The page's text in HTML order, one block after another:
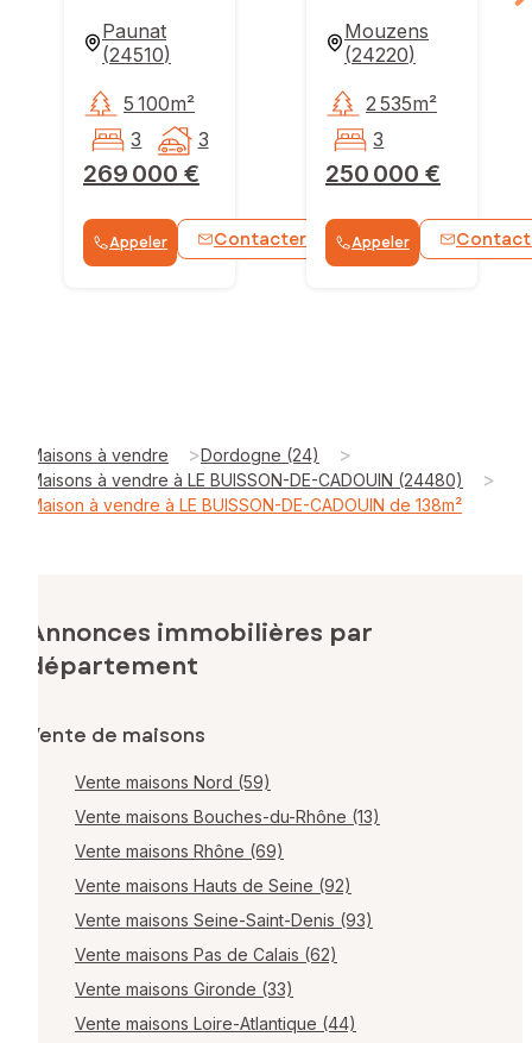
Paunat
(24510)
269 000 €
5 100m²
3
3
Appeler Contacter WhatsApp
Mouzens
(24220)
250 000 €
2 535m²
3
Appeler
Maisons à vendre >Dordogne (24) >
Maisons à vendre à LE BUISSON-DE-CADOUIN (24480) >
Maison à vendre à LE BUISSON-DE-CADOUIN de 138m²
Annonces immobilières par
département
Vente de maisons
Vente maisons Nord (59)
Vente maisons Bouches-du-Rhône (13)
Vente maisons Rhône (69)
Vente maisons Hauts de Seine (92)
Vente maisons Seine-Saint-Denis (93)
Vente maisons Pas de Calais (62)
Vente maisons Gironde (33)
Vente maisons Loire-Atlantique (44)